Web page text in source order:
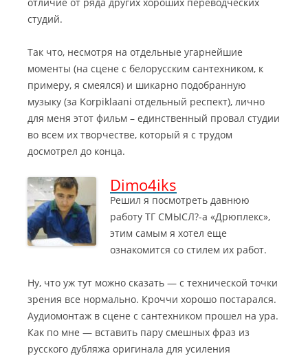
студий.
Так что, несмотря на отдельные угарнейшие
моменты (на сцене с белорусским сантехником, к
примеру, я смеялся) и шикарно подобранную
музыку (за Korpiklaani отдельный респект), лично
для меня этот фильм – единственный провал студии
во всем их творчестве, который я с трудом
досмотрел до конца.
Dimo4iks
Решил я посмотреть давнюю
работу ТГ СМЫСЛ?-а «Дрюплекс»,
этим самым я хотел еще
ознакомится со стилем их работ.
Ну, что уж тут можно сказать — с технической точки
зрения все нормально. Кроччи хорошо постарался.
Аудиомонтаж в сцене с сантехником прошел на ура.
Как по мне — вставить пару смешных фраз из
русского дубляжа оригинала для усиления